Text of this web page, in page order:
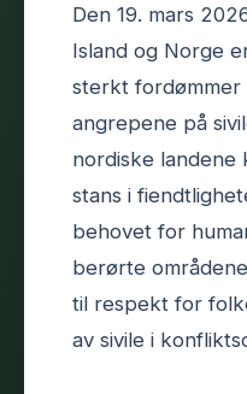
Den 19. mars
Island og Norge
sterkt fordømmer
angrepene på
nordiske landene
stans i
behovet for
berørte
til respekt for
av sivile i